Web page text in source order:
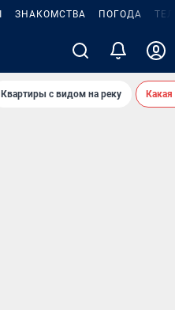
ЗНАКОМСТВА ПОГОДА
Квартиры с видом на реку